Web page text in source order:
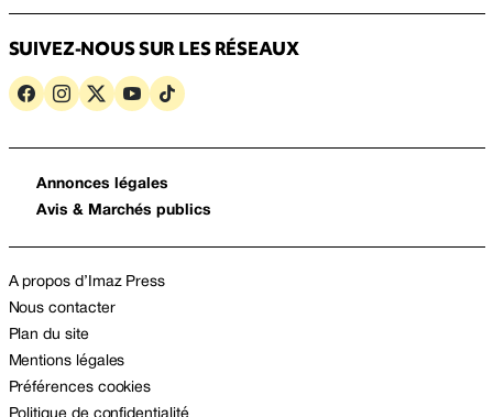
SUIVEZ-NOUS SUR LES RÉSEAUX
Annonces légales
Avis & Marchés publics
A propos d’Imaz Press
Nous contacter
Plan du site
Mentions légales
Préférences cookies